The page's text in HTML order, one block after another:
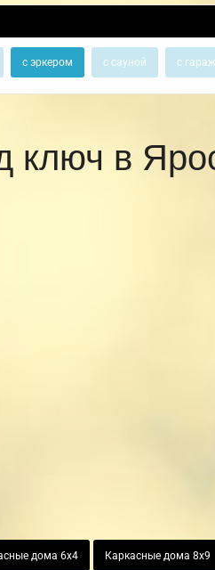
с эркером с сауной с
ключ в
дома 6х4 Каркасные дома 8х9